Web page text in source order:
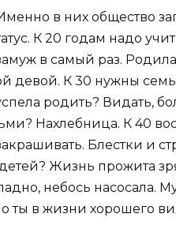
в них общество
К 20 годам надо
в самый раз.
девой. К 30 нужны
родить? Видать,
Нахлебница. К 40
Блестки и
Жизнь прожита
небось насосала.
ты в жизни хорошего